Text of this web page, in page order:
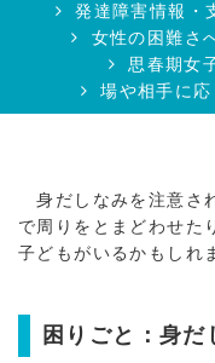
発達障害情報・
女性の困難さ
思春期女
場や相手に
身だしなみを注意さ
で周りをとまどわせた
子どもがいるかもしれ
困りごと：身